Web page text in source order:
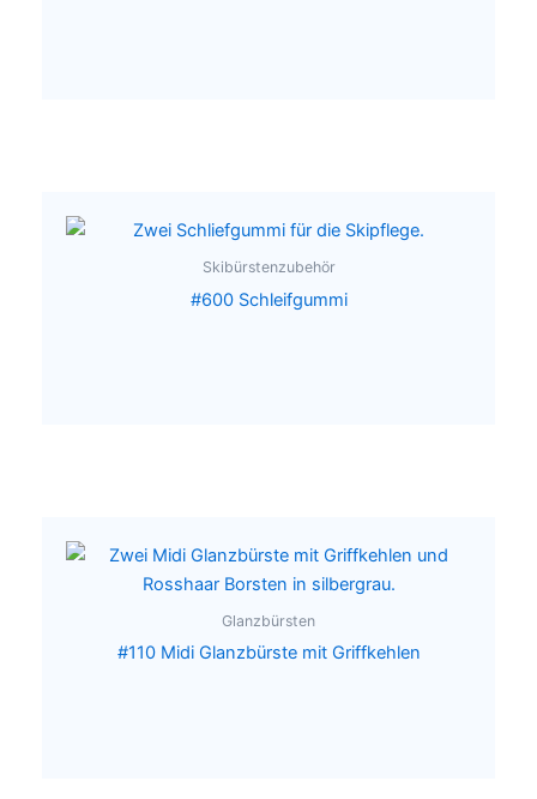
Skibürstenzubehör
#600 Schleifgummi
Glanzbürsten
#110 Midi Glanzbürste mit Griffkehlen